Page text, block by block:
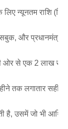
न्यूनतम राशि
और प्रधानमंत्री
ओर से एक 2 लाख
तक लगातार सही
है, उसमें जो भी